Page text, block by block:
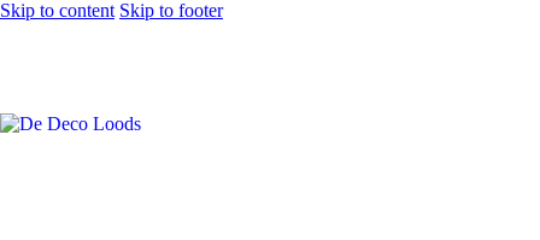
Skip to content Skip to footer